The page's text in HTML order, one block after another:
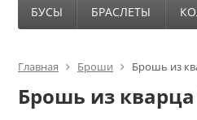
БУСЫ БРАСЛЕТЫ
Главная Броши Брошь из
Брошь из